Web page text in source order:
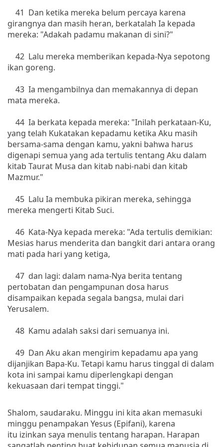
41 Dan ketika mereka belum percaya karena
girangnya dan masih heran, berkatalah Ia kepada
mereka: "Adakah padamu makanan di sini?"
42 Lalu mereka memberikan kepada-Nya sepotong
ikan goreng.
43 Ia mengambilnya dan memakannya di depan
mata mereka.
44 Ia berkata kepada mereka: "Inilah perkataan-Ku,
yang telah Kukatakan kepadamu ketika Aku masih
bersama-sama dengan kamu, yakni bahwa harus
digenapi semua yang ada tertulis tentang Aku dalam
kitab Taurat Musa dan kitab nabi-nabi dan kitab
Mazmur."
45 Lalu Ia membuka pikiran mereka, sehingga
mereka mengerti Kitab Suci.
46 Kata-Nya kepada mereka: "Ada tertulis demikian:
Mesias harus menderita dan bangkit dari antara orang
mati pada hari yang ketiga,
47 dan lagi: dalam nama-Nya berita tentang
pertobatan dan pengampunan dosa harus
disampaikan kepada segala bangsa, mulai dari
Yerusalem.
48 Kamu adalah saksi dari semuanya ini.
49 Dan Aku akan mengirim kepadamu apa yang
dijanjikan Bapa-Ku. Tetapi kamu harus tinggal di dalam
kota ini sampai kamu diperlengkapi dengan
kekuasaan dari tempat tinggi."
Shalom, saudaraku. Minggu ini kita akan memasuki
minggu penampakan Yesus (Epifani), karena
itu izinkan saya menulis tentang harapan. Harapan